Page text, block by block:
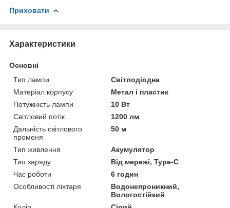
Приховати
Характеристики
Основні
Тип лампи
Світлодіодна
Матеріал корпусу
Метал і пластик
Потужність лампи
10 Вт
Світловий потік
1200 лм
Дальність світлового
променя
50 м
Тип живлення
Акумулятор
Тип заряду
Від мережі, Type-C
Час роботи
6 годин
Особливості ліхтаря
Водонепроникний,
Вологостійкий